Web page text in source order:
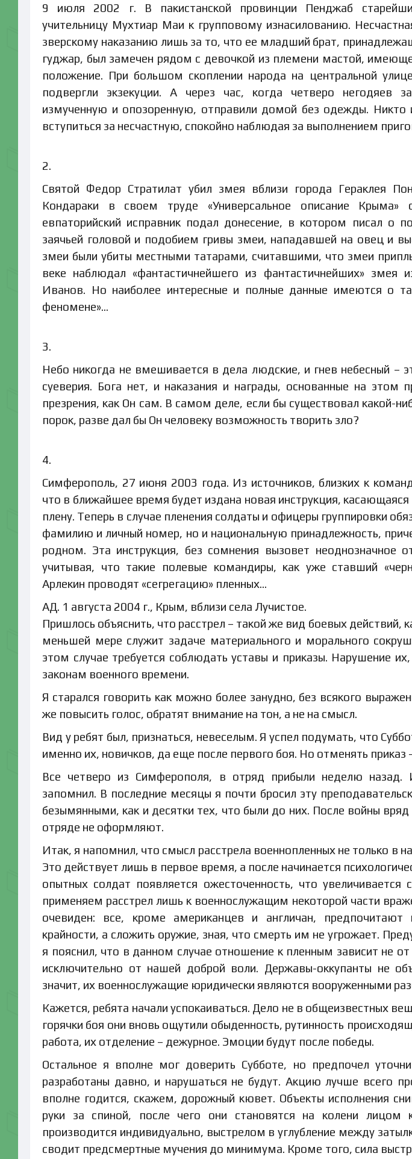
9 июля 2002 г. В пакистанской провинции Пенджаб
учительницу Мухтиар Маи к групповому изнасилованию.
зверскому наказанию лишь за то, что ее младший брат,
гуджар, был замечен рядом с девочкой из племени мастой,
положение. При большом скоплении народа на центральной
подвергли экзекуции. А через час, когда четверо негодяев
измученную и опозоренную, отправили домой без одежды. Никто
вступиться за несчастную, спокойно наблюдая за выполнением
2.
Святой Федор Стратилат убил змея вблизи города Гераклея
Кондараки в своем труде «Универсальное описание
евпаторийский исправник подал донесение, в котором писал о
заячьей головой и подобием гривы змеи, нападавшей на овец и
змеи были убиты местными татарами, считавшими, что змеи
веке наблюдал «фантастичнейшего из фантастичнейших» змея
Иванов. Но наиболее интересные и полные данные имеются о
феномене»…
3.
Небо никогда не вмешивается в дела людские, и гнев небесный –
суеверия. Бога нет, и наказания и награды, основанные на этом
презрения, как Он сам. В самом деле, если бы существовал какой-
порок, разве дал бы Он человеку возможность творить зло?
4.
Симферополь, 27 июня 2003 года. Из источников, близких к
что в ближайшее время будет издана новая инструкция,
плену. Теперь в случае пленения солдаты и офицеры группировки
фамилию и личный номер, но и национальную принадлежность,
родном. Эта инструкция, без сомнения вызовет неоднозначное
учитывая, что такие полевые командиры, как уже ставший
Арлекин проводят «сегрегацию» пленных…
АД. 1 августа 2004 г., Крым, вблизи села Лучистое.
Пришлось объяснить, что расстрел – такой же вид боевых действий,
меньшей мере служит задаче материального и морального
этом случае требуется соблюдать уставы и приказы. Нарушение
законам военного времени.
Я старался говорить как можно более занудно, без всякого
же повысить голос, обратят внимание на тон, а не на смысл.
Вид у ребят был, признаться, невеселым. Я успел подумать, что
именно их, новичков, да еще после первого боя. Но отменять приказ
Все четверо из Симферополя, в отряд прибыли неделю
запомнил. В последние месяцы я почти бросил эту
безымянными, как и десятки тех, что были до них. После войны
отряде не оформляют.
Итак, я напомнил, что смысл расстрела военнопленных не только в
Это действует лишь в первое время, а после начинается
опытных солдат появляется ожесточенность, что увеличивается
применяем расстрел лишь к военнослужащим некоторой части
очевиден: все, кроме американцев и англичан, предпочитают
крайности, а сложить оружие, зная, что смерть им не угрожает.
я пояснил, что в данном случае отношение к пленным зависит не
исключительно от нашей доброй воли. Державы-оккупанты не
значит, их военнослужащие юридически являются вооруженными
Кажется, ребята начали успокаиваться. Дело не в общеизвестных
горячки боя они вновь ощутили обыденность, рутинность
работа, их отделение – дежурное. Эмоции будут после победы.
Остальное я вполне мог доверить Субботе, но предпочел
разработаны давно, и нарушаться не будут. Акцию лучше всего
вполне годится, скажем, дорожный кювет. Объекты исполнения
руки за спиной, после чего они становятся на колени лицом
производится индивидуально, выстрелом в углубление между
сводит предсмертные мучения до минимума. Кроме того, сила